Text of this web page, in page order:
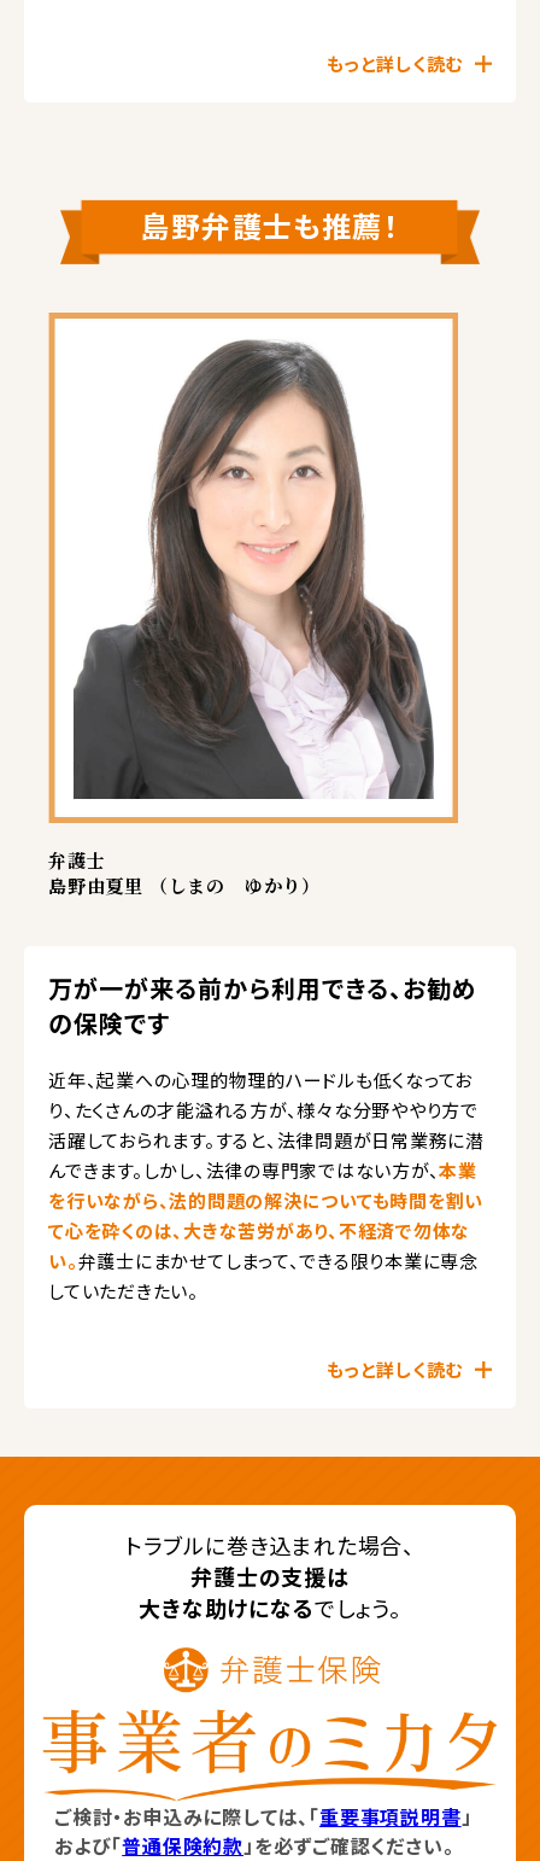
もっと詳しく読む
島野弁護士も推薦！
弁護士
島野由夏里 （しまの ゆかり）
万が一が来る前から利用できる、お勧め
の保険です
近年、起業への心理的物理的ハードルも低くなってお
り、たくさんの才能溢れる方が、様々な分野ややり方で
活躍しておられます。すると、法律問題が日常業務に潜
んできます。しかし、法律の専門家ではない方が、本業
を行いながら、法的問題の解決についても時間を割い
て心を砕くのは、大きな苦労があり、不経済で勿体な
い。弁護士にまかせてしまって、できる限り本業に専念
していただきたい。
もっと詳しく読む
トラブルに巻き込まれた場合、
弁護士の支援は
大きな助けになるでしょう。
ご検討・お申込みに際しては、「重要事項説明書 」
および「普通保険約款 」を必ずご確認ください。